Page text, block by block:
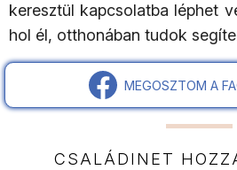
keresztül kapcsolatba léphet
hol él, otthonában tudok
MEGOSZTOM A
CSALÁDINET